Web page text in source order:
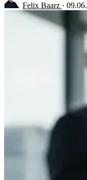
Felix Baarz ·